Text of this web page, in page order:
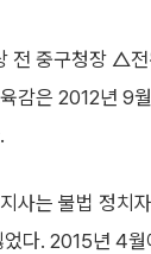
전 중구청장 △
감은 2012년 9
사는 불법 정치
다. 2015년 4